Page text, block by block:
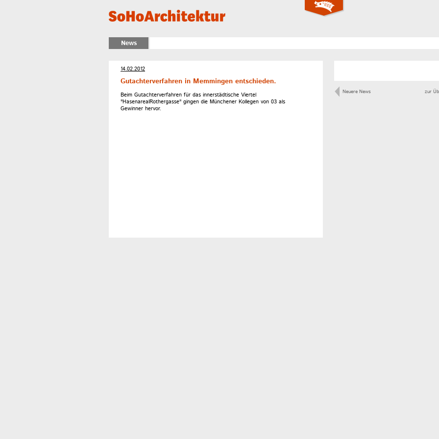
News
Neuere News zur
14.02.2012
Gutachterverfahren in Memmingen entschieden.
Beim Gutachterverfahren für das innerstädtische Viertel
"HasenarealRothergasse" gingen die Münchener Kollegen von 03 als
Gewinner hervor.